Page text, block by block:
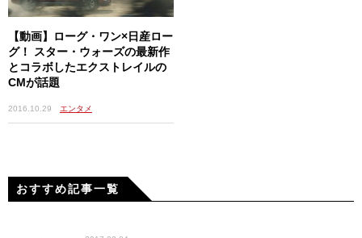
【動画】ローグ・ワン×日産ロー
グ！ スター・ウォーズの最新作
とコラボしたエクストレイルの
CMが話題
2016.10.29 エンタメ
おすすめ記事一覧